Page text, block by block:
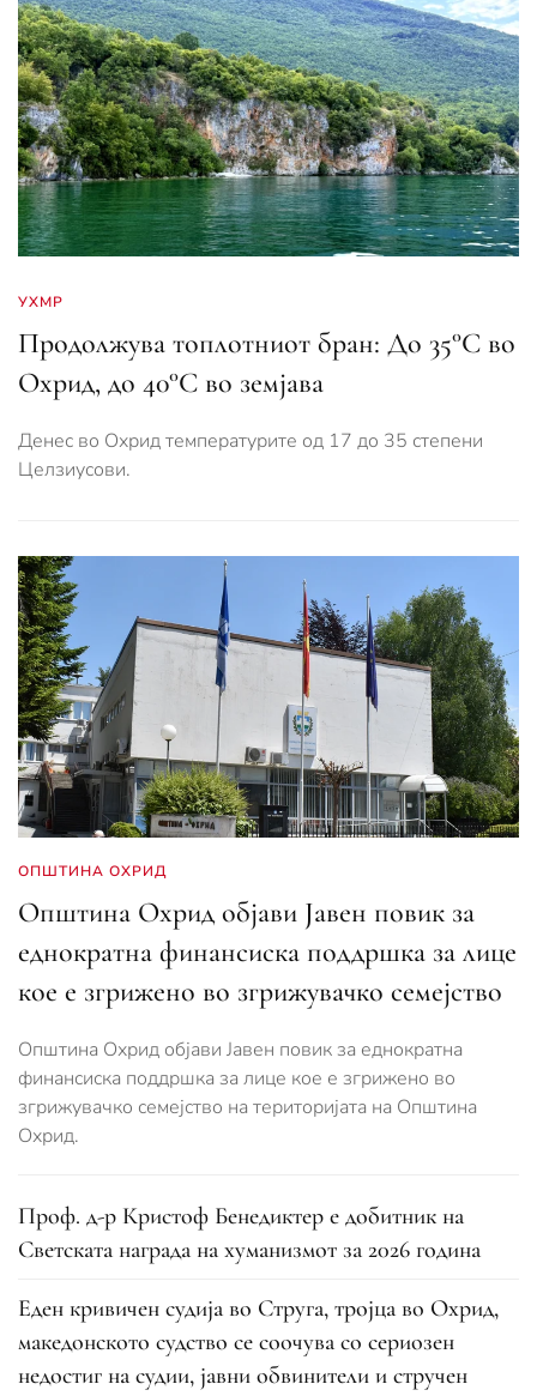
УХМР
Продолжува топлотниот бран: До 35°C во
Охрид, до 40°C во земјава
Денес во Охрид температурите од 17 до 35 степени
Целзиусови.
ОПШТИНА ОХРИД
Општина Охрид објави Јавен повик за
еднократна финансиска поддршка за лице
кое е згрижено во згрижувачко семејство
Општина Охрид објави Јавен повик за еднократна
финансиска поддршка за лице кое е згрижено во
згрижувачко семејство на територијата на Општина
Охрид.
Проф. д-р Кристоф Бенедиктер е добитник на
Светската награда на хуманизмот за 2026 година
Еден кривичен судија во Струга, тројца во Охрид,
македонското судство се соочува со сериозен
недостиг на судии, јавни обвинители и стручен